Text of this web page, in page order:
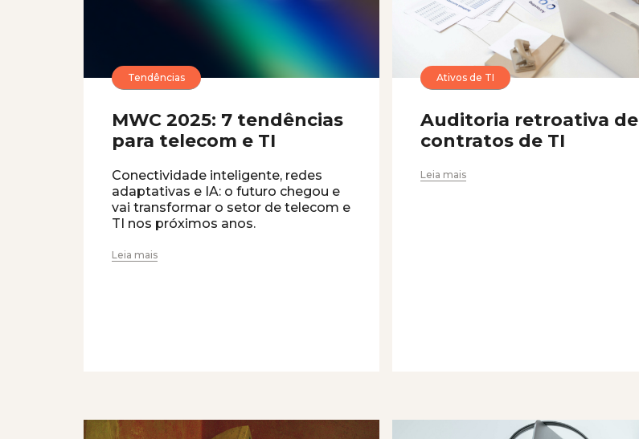
Tendências
MWC 2025: 7 tendências
para telecom e TI
Conectividade inteligente, redes
adaptativas e IA: o futuro chegou e
vai transformar o setor de telecom e
TI nos próximos anos.
Leia mais
Ativos de TI
Auditoria retroativa de
contratos de TI
Leia mais